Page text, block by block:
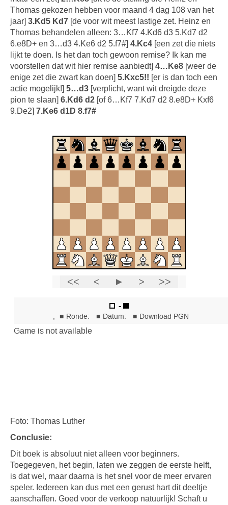
Thomas gekozen hebben voor maand 4 dag 108 van het
jaar] 3.Kd5 Kd7 [de voor wit meest lastige zet. Heinz en
Thomas behandelen alleen: 3…Kf7 4.Kd6 d3 5.Kd7 d2
6.e8D+ en 3…d3 4.Ke6 d2 5.f7#] 4.Kc4 [een zet die niets
lijkt te doen. Is het dan toch gewoon remise? Ik kan me
voorstellen dat wit hier remise aanbiedt] 4…Ke8 [weer de
enige zet die zwart kan doen] 5.Kxc5!! [er is dan toch een
actie mogelijk!] 5…d3 [verplicht, want wit dreigde deze
pion te slaan] 6.Kd6 d2 [of 6…Kf7 7.Kd7 d2 8.e8D+ Kxf6
9.De2] 7.Ke6 d1D 8.f7#
Foto: Thomas Luther
Conclusie:
Dit boek is absoluut niet alleen voor beginners.
Toegegeven, het begin, laten we zeggen de eerste helft,
is dat wel, maar daarna is het snel voor de meer ervaren
speler. Iedereen kan dus met een gerust hart dit deeltje
aanschaffen. Goed voor de verkoop natuurlijk! Schaft u